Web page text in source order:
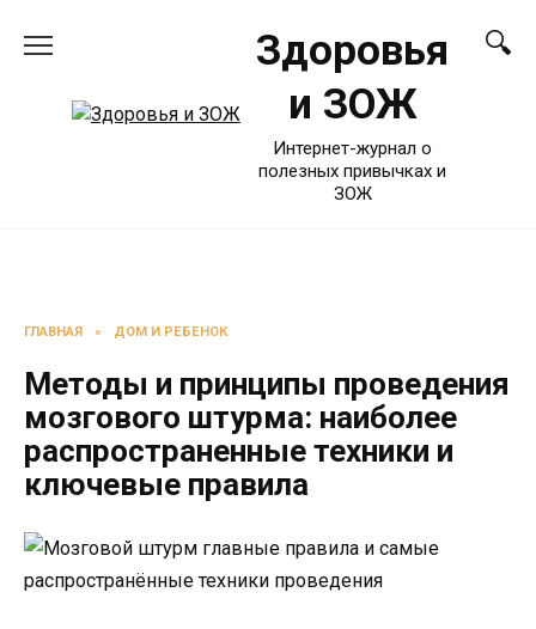
Здоровья
и ЗОЖ
Интернет-журнал о
полезных привычках и
ЗОЖ
ГЛАВНАЯ » ДОМ И РЕБЕНОК
Методы и принципы проведения
мозгового штурма: наиболее
распространенные техники и
ключевые правила